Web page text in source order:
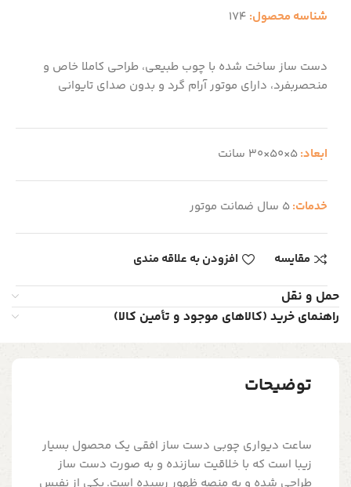
شناسه محصول: 174
دست ساز ساخت شده با چوب طبیعی، طراحی کاملا خاص و
منحصربفرد، دارای موتور آرام گرد و بدون صدای تایوانی
ابعاد:5×50×30 سانت
خدمات:5 سال ضمانت موتور
مقایسه افزودن به علاقه مندی
حمل و نقل
راهنمای خرید (کالاهای موجود و تأمین کالا)
توضیحات
ساعت دیواری چوبی دست ساز افقی یک محصول بسیار
زیبا است که با خلاقیت سازنده و به صورت دست ساز